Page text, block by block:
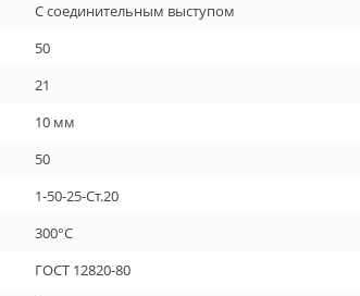
С соединительным выступом
50
21
10 мм
50
1-50-25-Ст.20
300°С
ГОСТ 12820-80